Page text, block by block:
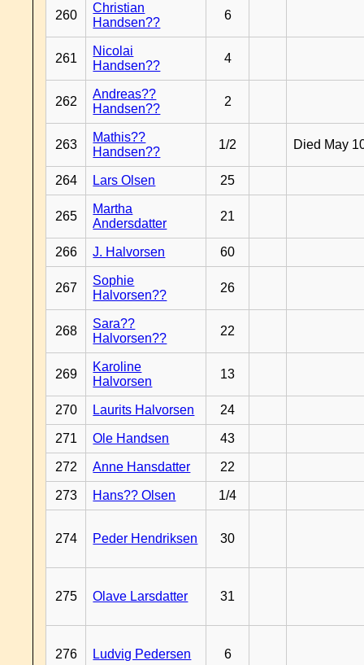
260
Christian
Handsen??
6
261
Nicolai
Handsen??
4
262
Andreas??
Handsen??
2
263
Mathis??
Handsen??
1/2 Died May
264 Lars Olsen 25
265
Martha
Andersdatter
21
266 J. Halvorsen 60
267
Sophie
Halvorsen??
26
268
Sara??
Halvorsen??
22
269
Karoline
Halvorsen
13
270 Laurits Halvorsen 24
271 Ole Handsen 43
272 Anne Hansdatter 22
273 Hans?? Olsen 1/4
274 Peder Hendriksen 30
275 Olave Larsdatter 31
276 Ludvig Pedersen 6